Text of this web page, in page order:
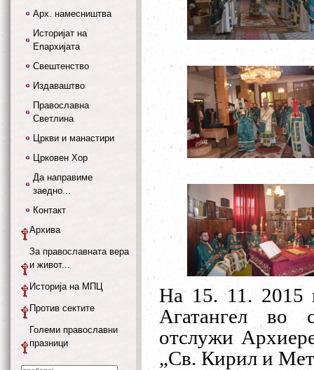
На 15. 11. 2015
Агатангел во
отслужи
„Св. Кирил и
Арх. намесништва
Историјат на
Епархијата
Свештенство
Издаваштво
Православна
Светлина
Цркви и манастири
Црковен Хор
Да направиме
заедно...
Контакт
Архива
За православната вера
и живот...
Историја на МПЦ
Против сектите
Големи православни
празници